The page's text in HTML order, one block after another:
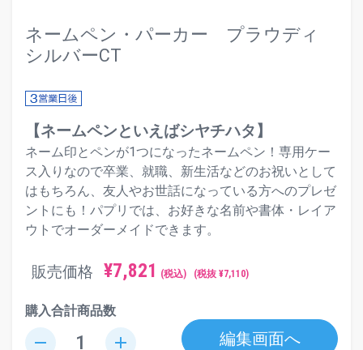
ネームペン・パーカー プラウディ
シルバーCT
【ネームペンといえばシヤチハタ】
ネーム印とペンが1つになったネームペン！専用ケー
ス入りなので卒業、就職、新生活などのお祝いとして
はもちろん、友人やお世話になっている方へのプレゼ
ントにも！パプリでは、お好きな名前や書体・レイア
ウトでオーダーメイドできます。
販売価格 ¥7,821 (税込) (税抜 ¥7,110)
購入合計商品数
remove add 編集画面へ